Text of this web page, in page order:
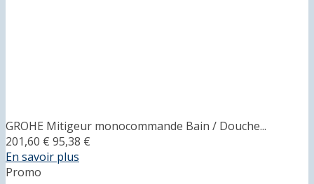
GROHE Mitigeur monocommande Bain / Douche...
201,60 € 95,38 €
En savoir plus
Promo